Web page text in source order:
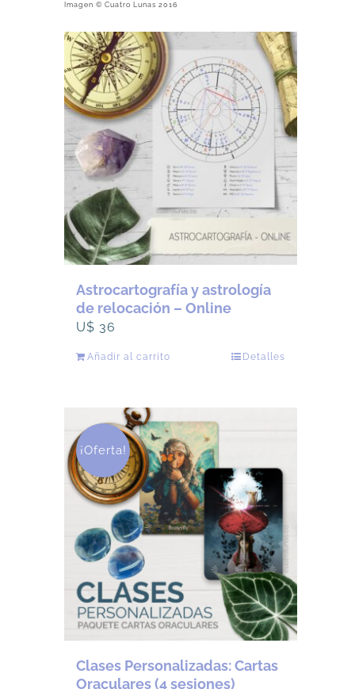
Imagen © Cuatro Lunas 2016
Astrocartografía y astrología
de relocación – Online
U$ 36
Añadir al carrito Detalles
¡Oferta!
Clases Personalizadas: Cartas
Oraculares (4 sesiones)